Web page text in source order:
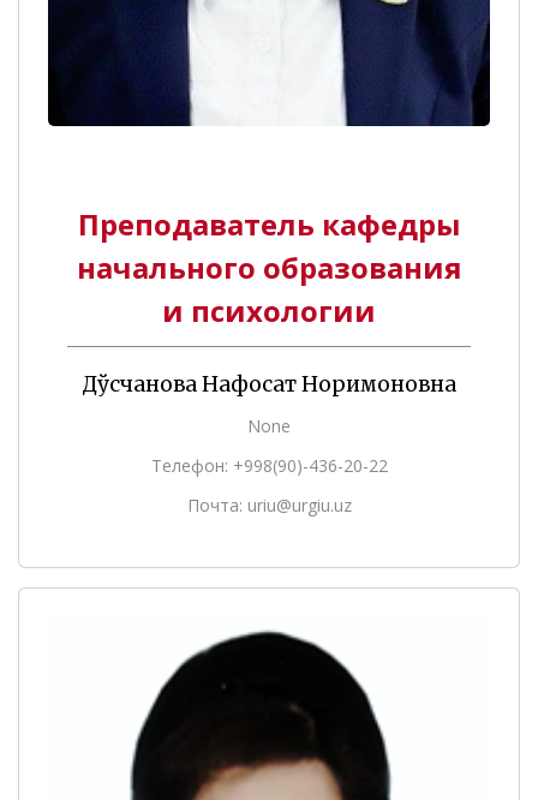
Преподаватель кафедры
начального образования
и психологии
Дўсчанова Нафосат Норимоновна
None
Телефон: +998(90)-436-20-22
Почта: uriu@urgiu.uz